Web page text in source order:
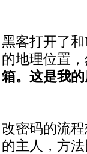
黑客打开了
的地理位置
箱。这是我
改密码的流
的主人，方